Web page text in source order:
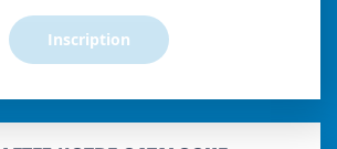
Inscription